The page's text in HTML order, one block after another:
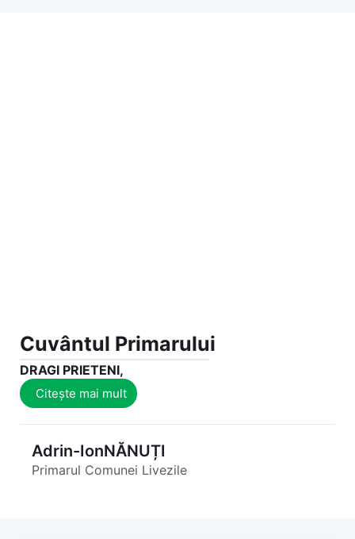
Cuvântul Primarului
DRAGI PRIETENI,
Citește mai mult
Adrin-IonNĂNUȚI
Primarul Comunei Livezile